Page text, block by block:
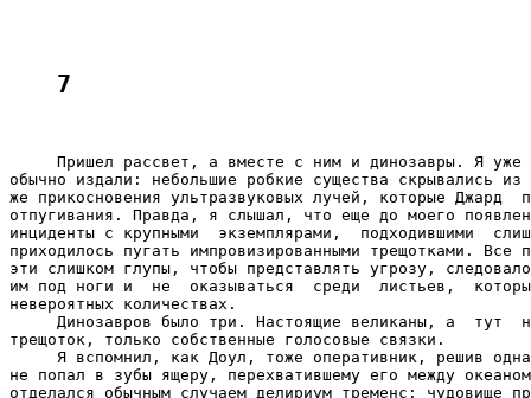
7
Пришел рассвет, а вместе с ним и динозавры. Я уже
обычно издали: небольшие робкие существа скрывались
же прикосновения ультразвуковых лучей, которые Джард
отпугивания. Правда, я слышал, что еще до моего
инциденты с крупными  экземплярами,  подходившими
приходилось пугать импровизированными трещотками. Все
эти слишком глупы, чтобы представлять угрозу,
им под ноги и  не  оказываться  среди  листьев,
невероятных количествах.
Динозавров было три. Настоящие великаны, а  тут
трещоток, только собственные голосовые связки.
Я вспомнил, как Доул, тоже оперативник, решив
не попал в зубы ящеру, перехватившему его между
отделался обычным случаем делириум тременс: чудовище